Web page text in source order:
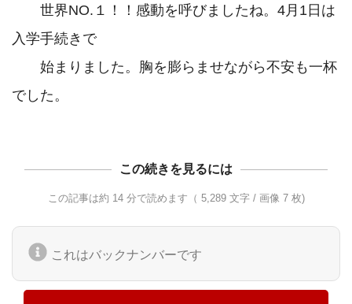
世界NO.１！！感動を呼びましたね。4月1日は
入学手続きで
始まりました。胸を膨らませながら不安も一杯
でした。
この続きを見るには
この記事は約 14 分で読めます（ 5,289 文字 / 画像 7 枚)
これはバックナンバーです